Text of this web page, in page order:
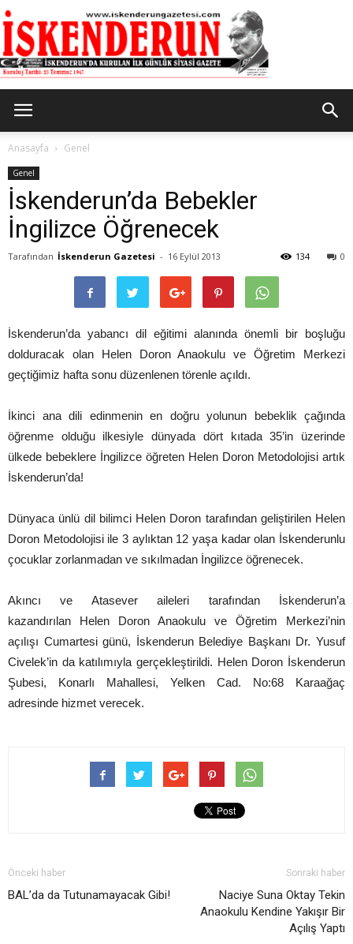
Gazetesi
Anasayfa Genel
Genel
İskenderun’da Bebekler
İngilizce Öğrenecek
Tarafından İskenderun Gazetesi - 16 Eylül 2013 0
134
İskenderun’da yabancı dil eğitimi alanında önemli bir boşluğu
dolduracak olan Helen Doron Anaokulu ve Öğretim Merkezi
geçtiğimiz hafta sonu düzenlenen törenle açıldı.
İkinci ana dili edinmenin en doğru yolunun bebeklik çağında
öğrenme olduğu ilkesiyle dünyada dört kıtada 35’in üzerinde
ülkede bebeklere İngilizce öğreten Helen Doron Metodolojisi artık
İskenderun’da!
Dünyaca ünlü dil bilimci Helen Doron tarafından geliştirilen Helen
Doron Metodolojisi ile 3 aylıktan 12 yaşa kadar olan İskenderunlu
çocuklar zorlanmadan ve sıkılmadan İngilizce öğrenecek.
Akıncı ve Atasever aileleri tarafından İskenderun’a
kazandırılan Helen Doron Anaokulu ve Öğretim Merkezi’nin
açılışı Cumartesi günü, İskenderun Belediye Başkanı Dr. Yusuf
Civelek’in da katılımıyla gerçekleştirildi. Helen Doron İskenderun
Şubesi, Konarlı Mahallesi, Yelken Cad. No:68 Karaağaç
adresinde hizmet verecek.
Önceki haber
BAL’da da Tutunamayacak Gibi!
Sonraki haber
Naciye Suna Oktay Tekin
Anaokulu Kendine Yakışır Bir
Açılış Yaptı